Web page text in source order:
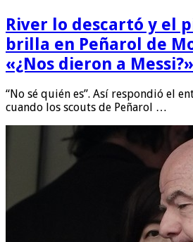
River lo descartó y el
brilla en Peñarol de
«¿Nos dieron a Messi?»
“No sé quién es”. Así respondió el
cuando los scouts de Peñarol …